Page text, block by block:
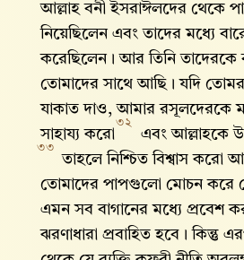
আল্লাহ বনী ইসরাঈলদের থেকে
নিয়েছিলেন এবং তাদের মধ্যে
করেছিলেন। আর তিনি তাদেরকে
তোমাদের সাথে আছি। যদি
যাকাত দাও, আমার রসূলদেরকে
সাহায্য করো
৩২
এবং আল্লাহকে
৩৩
তাহলে নিশ্চিত বিশ্বাস করো
তোমাদের পাপগুলো মোচন করে
এমন সব বাগানের মধ্যে প্রবেশ
ঝরণাধারা প্রবাহিত হবে। কিন্তু